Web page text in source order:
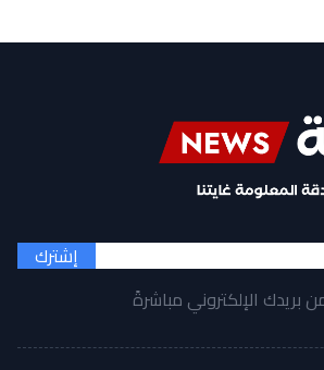
إشترك
بريدك الإلكتروني مباشرةً